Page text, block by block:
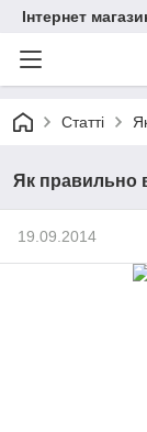
Інтернет
Статті
Як правильно
19.09.2014